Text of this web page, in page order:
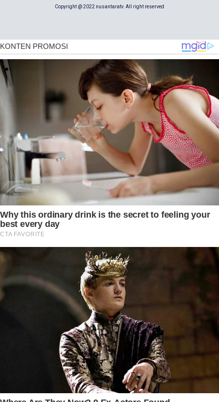
Copyright @ 2022 nusantaratv. All right reserved